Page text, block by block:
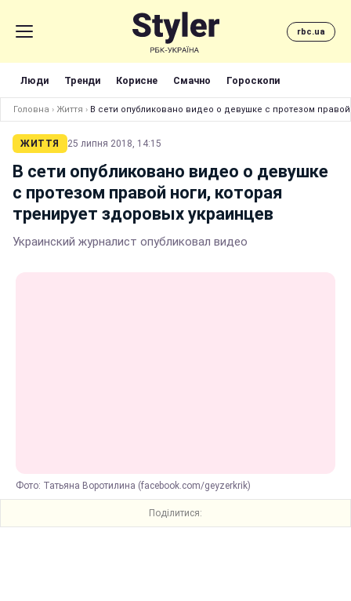
rbc.ua
Люди Тренди Корисне Смачно Гороскопи
Головна › Життя › В сети опубликовано видео о девушке с протезом
ЖИТТЯ 25 липня 2018, 14:15
В сети опубликовано видео о девушке
с протезом правой ноги, которая
тренирует здоровых украинцев
Украинский журналист опубликовал видео
Фото: Татьяна Воротилина (facebook.com/geyzerkrik)
Поділитися: